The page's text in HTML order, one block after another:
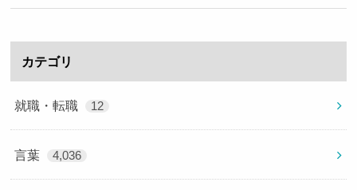
カテゴリ
就職・転職 12
言葉 4,036